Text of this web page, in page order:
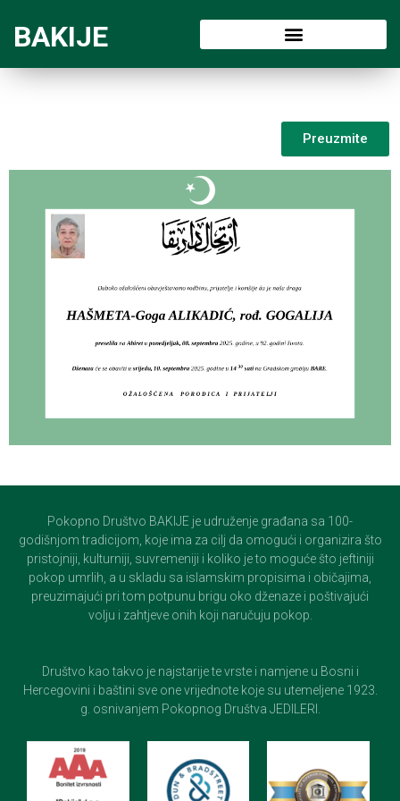
BAKIJE
Preuzmite
Pokopno Društvo BAKIJE je udruženje građana sa 100-
godišnjom tradicijom, koje ima za cilj da omogući i organizira što
pristojniji, kulturniji, suvremeniji i koliko je to moguće što jeftiniji
pokop umrlih, a u skladu sa islamskim propisima i običajima,
preuzimajući pri tom potpunu brigu oko dženaze i poštivajući
volju i zahtjeve onih koji naručuju pokop.
Društvo kao takvo je najstarije te vrste i namjene u Bosni i
Hercegovini i baštini sve one vrijednote koje su utemeljene 1923.
g. osnivanjem Pokopnog Društva JEDILERI.